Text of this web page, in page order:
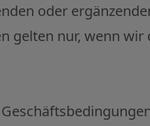
oder
gelten nur, wenn